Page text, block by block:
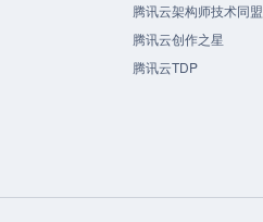
腾讯云架构师技术同盟
腾讯云创作之星
腾讯云TDP